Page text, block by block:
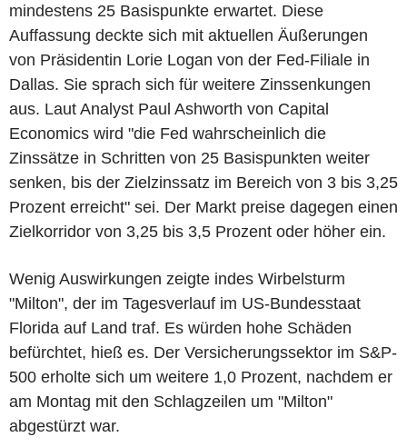
mindestens 25 Basispunkte erwartet. Diese
Auffassung deckte sich mit aktuellen Äußerungen
von Präsidentin Lorie Logan von der Fed-Filiale in
Dallas. Sie sprach sich für weitere Zinssenkungen
aus. Laut Analyst Paul Ashworth von Capital
Economics wird "die Fed wahrscheinlich die
Zinssätze in Schritten von 25 Basispunkten weiter
senken, bis der Zielzinssatz im Bereich von 3 bis 3,25
Prozent erreicht" sei. Der Markt preise dagegen einen
Zielkorridor von 3,25 bis 3,5 Prozent oder höher ein.
Wenig Auswirkungen zeigte indes Wirbelsturm
"Milton", der im Tagesverlauf im US-Bundesstaat
Florida auf Land traf. Es würden hohe Schäden
befürchtet, hieß es. Der Versicherungssektor im S&P-
500 erholte sich um weitere 1,0 Prozent, nachdem er
am Montag mit den Schlagzeilen um "Milton"
abgestürzt war.